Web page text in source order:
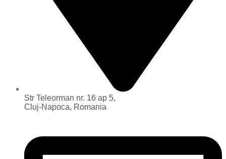
Str Teleorman nr. 16 ap 5,
Cluj-Napoca, Romania